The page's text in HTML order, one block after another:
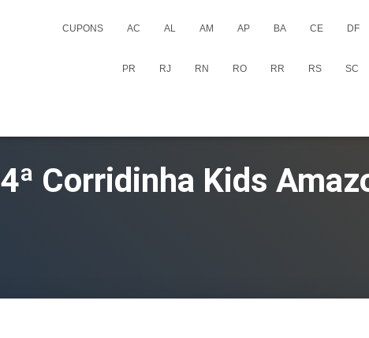
CUPONS AC AL AM AP BA CE DF
PR RJ RN RO RR RS SC
4ª Corridinha Kids